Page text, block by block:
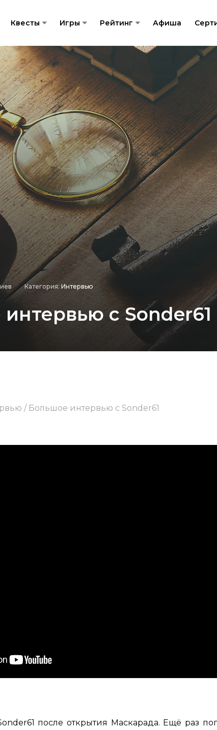
Квесты Игры Рейтинг Афиша
Категория: Интервью
с Sonder61
/ Большое интервью с Sonder61
после открытия Маскарада. Ещё раз